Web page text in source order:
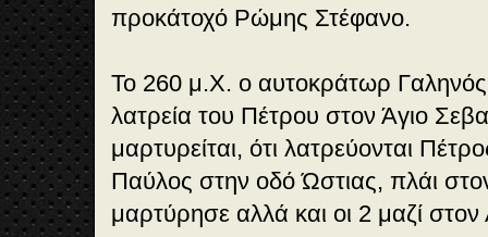
προκάτοχό Ρώμης Στέφανο.
Το 260 μ.Χ. ο αυτοκράτωρ Γαληνός
λατρεία του Πέτρου στον Άγιο
μαρτυρείται, ότι λατρεύονται
Παύλος στην οδό Ώστιας, πλάι
μαρτύρησε αλλά και οι 2 μαζί